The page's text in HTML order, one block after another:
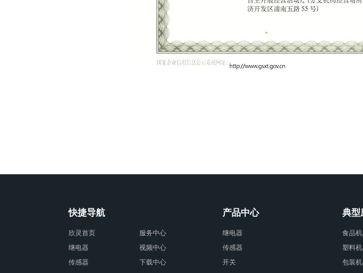
快捷导航
欣灵首页
服务中心
继电器
视频中心
传感器
下载中心
产品中心
继电器
传感器
开关
典型
食品
塑料
包装